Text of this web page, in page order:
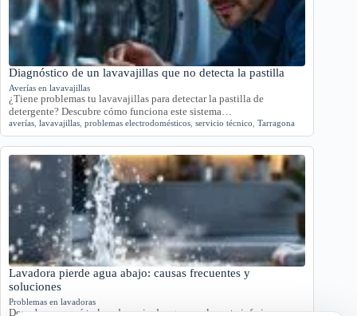
Diagnóstico de un lavavajillas que no detecta la pastilla
Averías en lavavajillas
¿Tiene problemas tu lavavajillas para detectar la pastilla de
detergente? Descubre cómo funciona este sistema…
averías lavavajillas problemas electrodomésticos servicio técnico Tarragona
Lavadora pierde agua abajo: causas frecuentes y
soluciones
Problemas en lavadoras
Descubre por qué tu lavadora pierde agua por la parte inferior con